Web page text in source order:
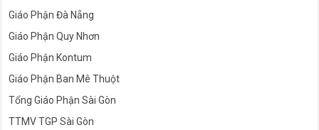
Giáo Phận Đà Nẵng
Giáo Phận Quy Nhơn
Giáo Phận Kontum
Giáo Phận Ban Mê Thuột
Tổng Giáo Phận Sài Gòn
TTMV TGP Sài Gòn